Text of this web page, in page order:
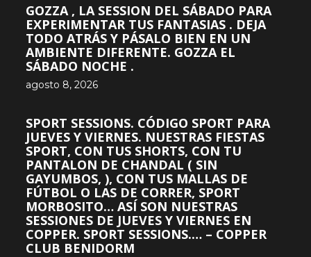
GOZZA , LA SESSION DEL SÁBADO PARA
EXPERIMENTAR TUS FANTASIAS . DEJA
TODO ATRÁS Y PÁSALO BIEN EN UN
AMBIENTE DIFERENTE. GOZZA EL
SÁBADO NOCHE .
agosto 8, 2026
SPORT SESSIONS. CÓDIGO SPORT PARA
JUEVES Y VIERNES. NUESTRAS FIESTAS
SPORT, CON TUS SHORTS, CON TU
PANTALON DE CHANDAL ( SIN
GAYUMBOS, ), CON TUS MALLAS DE
FÚTBOL O LAS DE CORRER, SPORT
MORBOSITO… ASÍ SON NUESTRAS
SESSIONES DE JUEVES Y VIERNES EN
COPPER. SPORT SESSIONS.… – COPPER
CLUB BENIDORM